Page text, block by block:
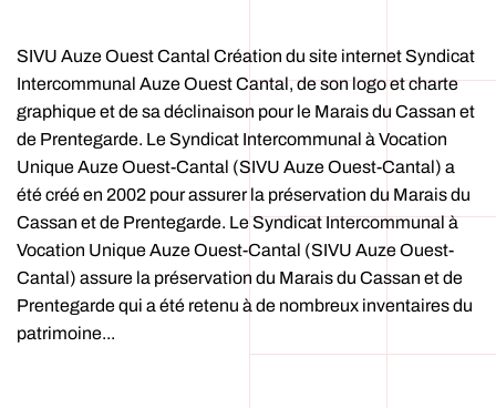
SIVU Auze Ouest Cantal Création du site internet Syndicat
Intercommunal Auze Ouest Cantal, de son logo et charte
graphique et de sa déclinaison pour le Marais du Cassan et
de Prentegarde. Le Syndicat Intercommunal à Vocation
Unique Auze Ouest-Cantal (SIVU Auze Ouest-Cantal) a
été créé en 2002 pour assurer la préservation du Marais du
Cassan et de Prentegarde. Le Syndicat Intercommunal à
Vocation Unique Auze Ouest-Cantal (SIVU Auze Ouest-
Cantal) assure la préservation du Marais du Cassan et de
Prentegarde qui a été retenu à de nombreux inventaires du
patrimoine...